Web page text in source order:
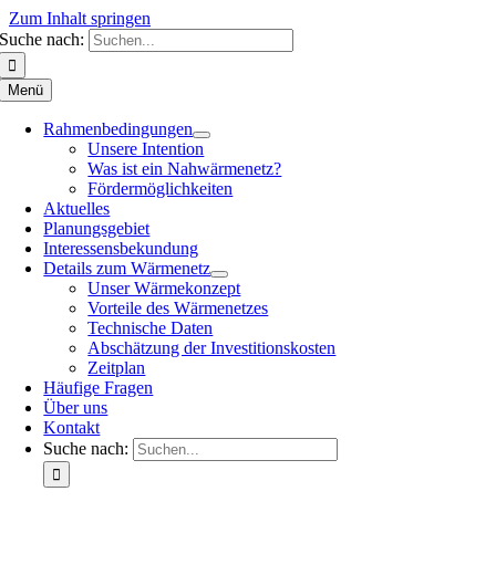
Zum Inhalt springen
Suche nach:
Menü
Rahmenbedingungen
Unsere Intention
Was ist ein Nahwärmenetz?
Fördermöglichkeiten
Aktuelles
Planungsgebiet
Interessensbekundung
Details zum Wärmenetz
Unser Wärmekonzept
Vorteile des Wärmenetzes
Technische Daten
Abschätzung der Investitionskosten
Zeitplan
Häufige Fragen
Über uns
Kontakt
Suche nach: